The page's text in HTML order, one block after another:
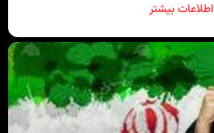
اطلاعات بیشتر